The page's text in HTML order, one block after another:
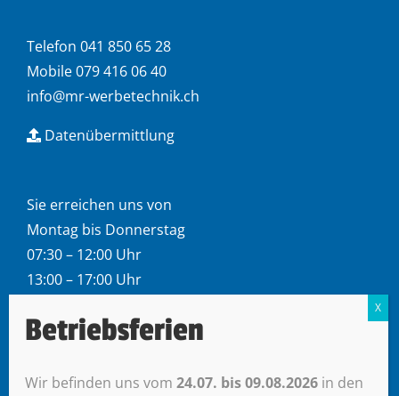
Telefon 041 850 65 28
Mobile 079 416 06 40
info@mr-werbetechnik.ch
Datenübermittlung
Sie erreichen uns von
Montag bis Donnerstag
07:30 – 12:00 Uhr
13:00 – 17:00 Uhr
Freitag
07.30 – 12.00 Uhr
Betriebsferien
Wir befinden uns vom 24.07. bis 09.08.2026 in den